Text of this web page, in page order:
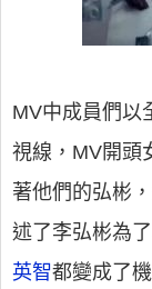
MV中成員們以
視線，MV開頭
著他們的弘彬
述了李弘彬為
英智都變成了